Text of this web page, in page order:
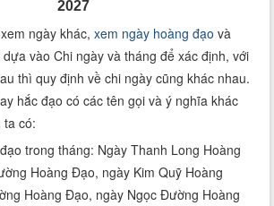
2027
ngày khác, xem ngày hoàng đạo và
vào Chi ngày và tháng để xác định, với
thì quy định về chi ngày cũng khác nhau.
hắc đạo có các tên gọi và ý nghĩa khác
ta có:
trong tháng: Ngày Thanh Long Hoàng
Hoàng Đạo, ngày Kim Quỹ Hoàng
Hoàng Đạo, ngày Ngọc Đường Hoàng